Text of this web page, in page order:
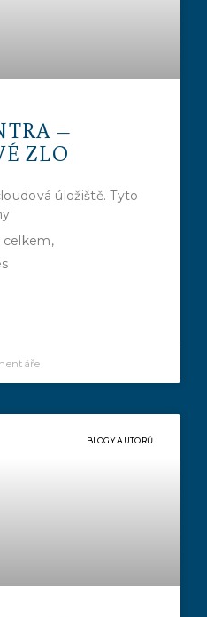
–
ZLO
úložiště. Tyto
celkem,
BLOGY AUTORŮ